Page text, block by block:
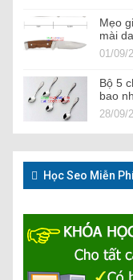
Mẹo
mài
01/09/
Bộ 5
bao
28/09/
Học Seo Miễn